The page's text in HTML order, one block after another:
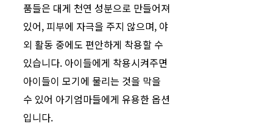
품들은 대게 천연 성분으로 만들어져
있어, 피부에 자극을 주지 않으며, 야
외 활동 중에도 편안하게 착용할 수
있습니다. 아이들에게 착용시켜주면
아이들이 모기에 물리는 것을 막을
수 있어 아기엄마들에게 유용한 옵션
입니다.